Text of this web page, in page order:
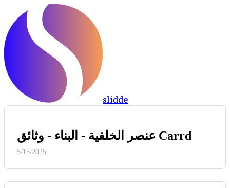
slidde
عنصر الخلفية - البناء - وثائق Carrd
5/15/2025